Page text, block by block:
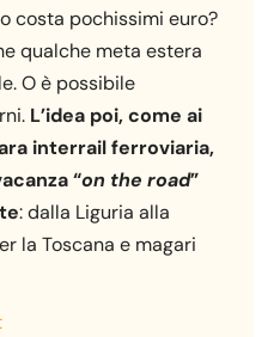
costa pochissimi euro?
qualche meta estera
O è possibile
L’idea poi, come ai
interrail ferroviaria,
“on the road”
: dalla Liguria alla
la Toscana e magari